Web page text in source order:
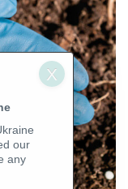
our
any